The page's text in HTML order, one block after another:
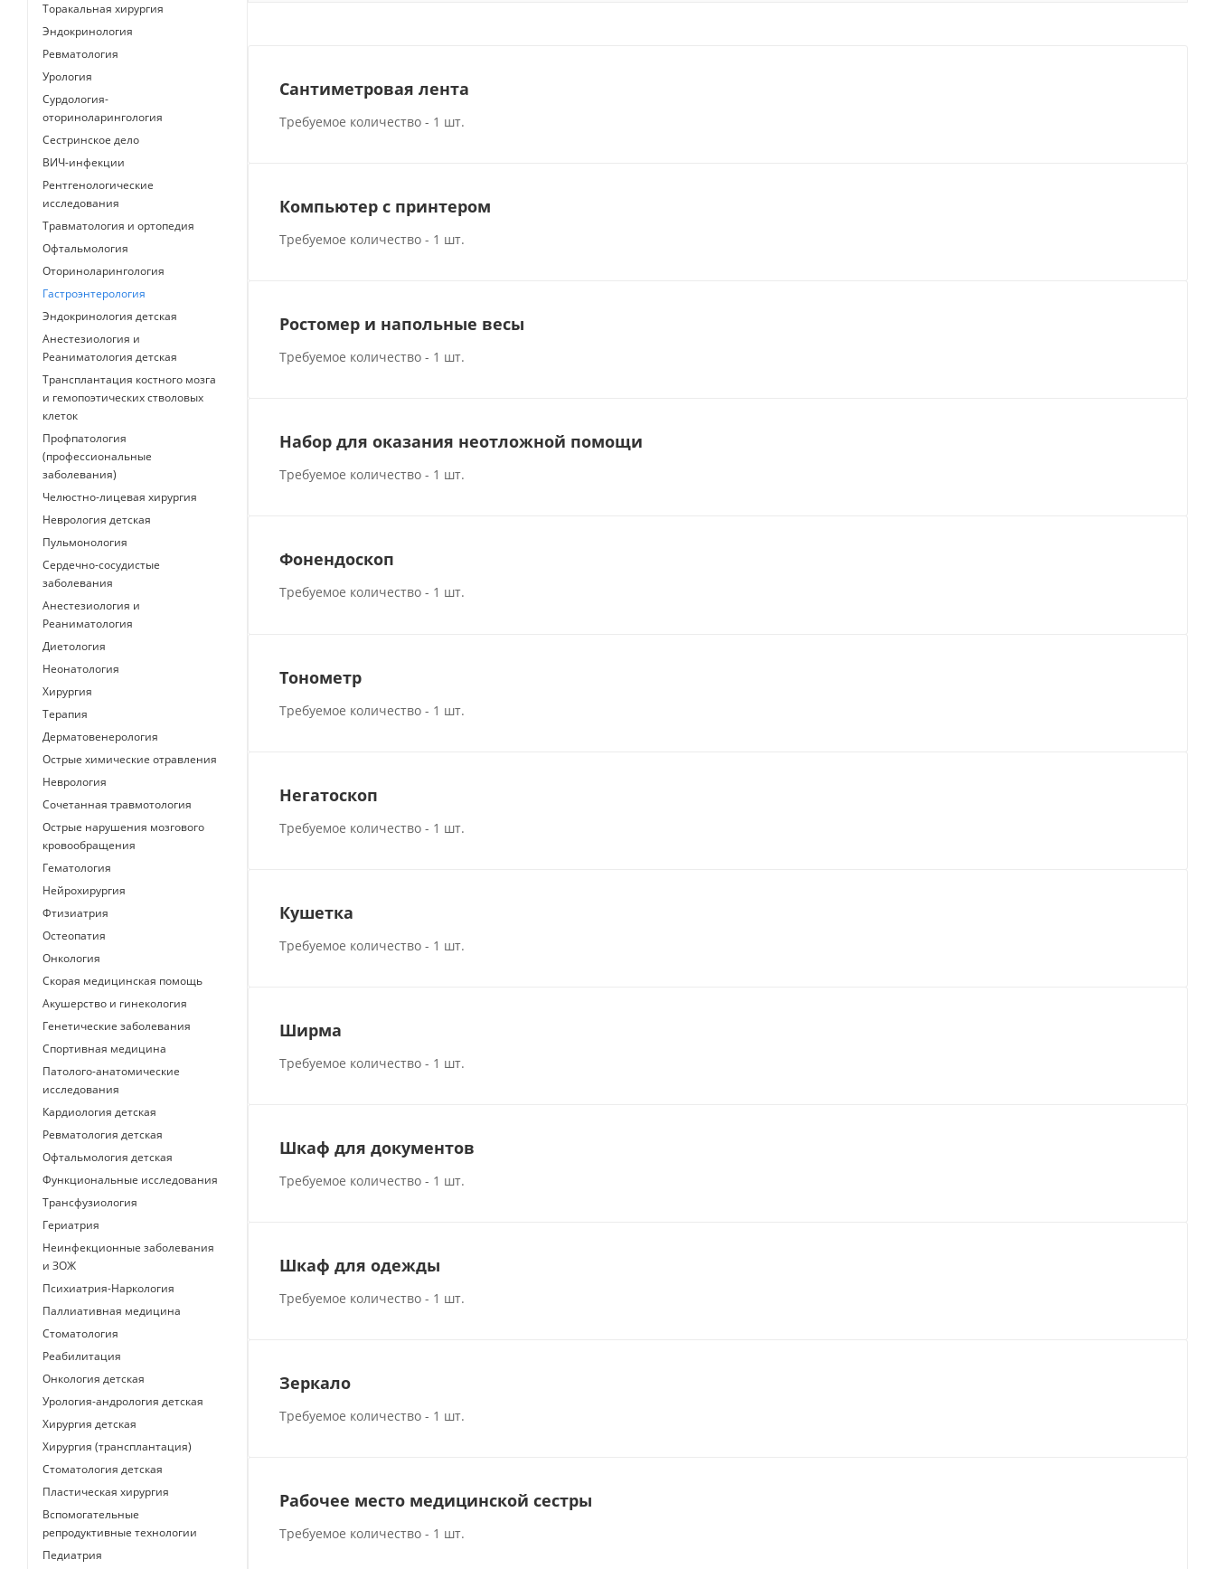
Сантиметровая лента
Требуемое количество - 1 шт.
Компьютер с принтером
Требуемое количество - 1 шт.
Ростомер и напольные весы
Требуемое количество - 1 шт.
Набор для оказания неотложной помощи
Требуемое количество - 1 шт.
Фонендоскоп
Требуемое количество - 1 шт.
Тонометр
Требуемое количество - 1 шт.
Негатоскоп
Требуемое количество - 1 шт.
Кушетка
Требуемое количество - 1 шт.
Ширма
Требуемое количество - 1 шт.
Шкаф для документов
Требуемое количество - 1 шт.
Шкаф для одежды
Требуемое количество - 1 шт.
Зеркало
Требуемое количество - 1 шт.
Рабочее место медицинской сестры
Требуемое количество - 1 шт.
Торакальная хирургия
Эндокринология
Ревматология
Урология
Сурдология-
оториноларингология
Сестринское дело
ВИЧ-инфекции
Рентгенологические
исследования
Травматология и ортопедия
Офтальмология
Оториноларингология
Гастроэнтерология
Эндокринология детская
Анестезиология и
Реаниматология детская
Трансплантация костного мозга
и гемопоэтических стволовых
клеток
Профпатология
(профессиональные
заболевания)
Челюстно-лицевая хирургия
Неврология детская
Пульмонология
Сердечно-сосудистые
заболевания
Анестезиология и
Реаниматология
Диетология
Неонатология
Хирургия
Терапия
Дерматовенерология
Острые химические отравления
Неврология
Сочетанная травмотология
Острые нарушения мозгового
кровообращения
Гематология
Нейрохирургия
Фтизиатрия
Остеопатия
Онкология
Скорая медицинская помощь
Акушерство и гинекология
Генетические заболевания
Спортивная медицина
Патолого-анатомические
исследования
Кардиология детская
Ревматология детская
Офтальмология детская
Функциональные исследования
Трансфузиология
Гериатрия
Неинфекционные заболевания
и ЗОЖ
Психиатрия-Наркология
Паллиативная медицина
Стоматология
Реабилитация
Онкология детская
Урология-андрология детская
Хирургия детская
Хирургия (трансплантация)
Стоматология детская
Пластическая хирургия
Вспомогательные
репродуктивные технологии
Педиатрия